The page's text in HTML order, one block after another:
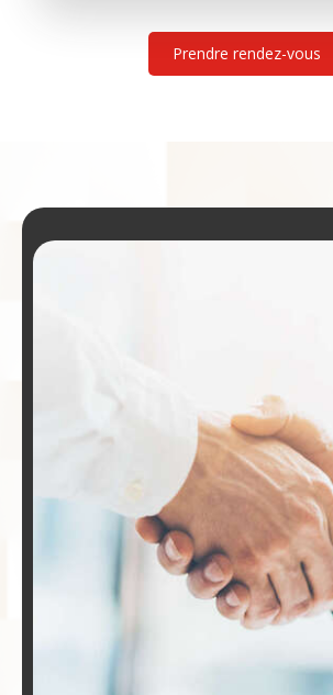
Prendre rendez-vous